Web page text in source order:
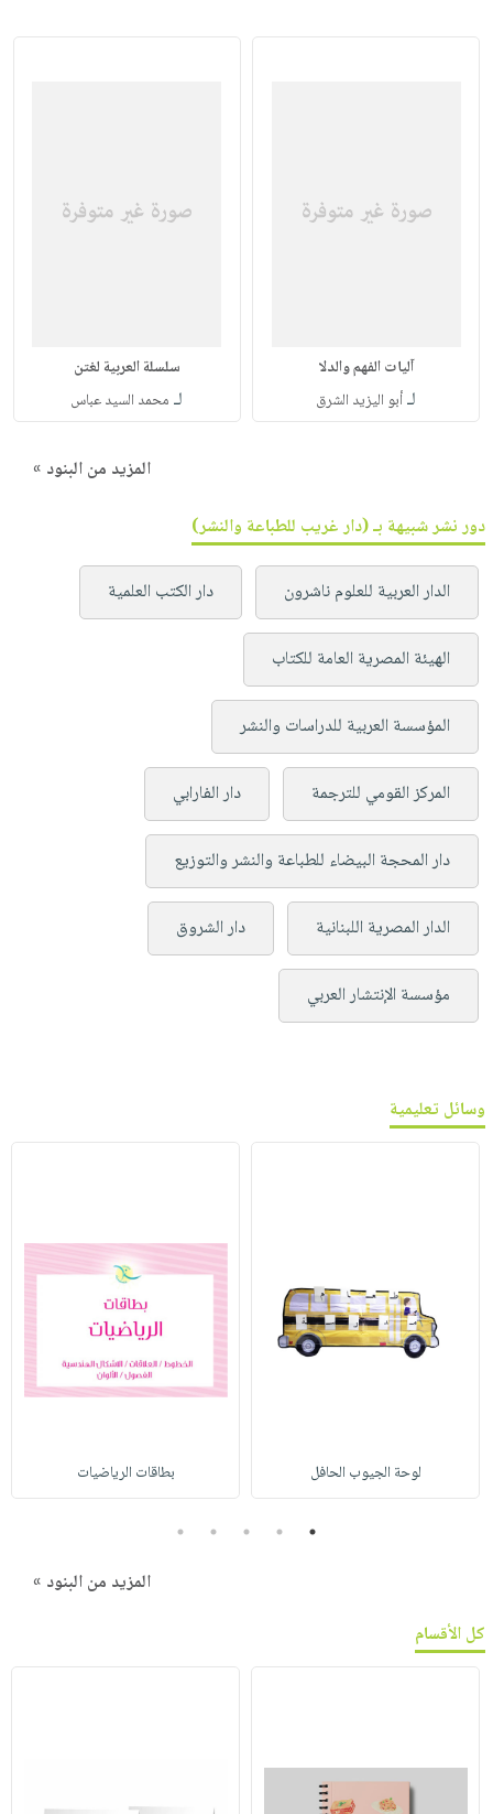
آليات الفهم والدلا
لـأبو اليزيد الشرق
سلسلة العربية لغتن
لـ محمد السيد عباس
المزيد من البنود »
دور نشر شبيهة بـ (دار غريب للطباعة والنشر)
الدار العربية للعلوم ناشرون دار الكتب العلمية
الهيئة المصرية العامة للكتاب
المؤسسة العربية للدراسات والنشر
المركز القومي للترجمة دار الفارابي
دار المحجة البيضاء للطباعة والنشر والتوزيع
الدار المصرية اللبنانية دار الشروق
مؤسسة الإنتشار العربي
وسائل تعليمية
لوحة الجيوب الحافل بطاقات الرياضيات
1
2
3
4
5
المزيد من البنود »
كل الأقسام